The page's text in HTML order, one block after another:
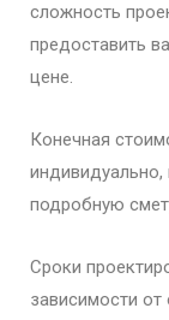
сложность
предоставить
цене.
Конечная
подробную
Сроки
зависимости